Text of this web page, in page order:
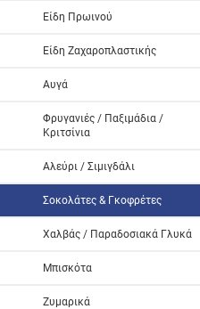
Είδη Πρωινού
Είδη Ζαχαροπλαστικής
Αυγά
Φρυγανιές / Παξιμάδια /
Κριτσίνια
Αλεύρι / Σιμιγδάλι
Σοκολάτες & Γκοφρέτες
Χαλβάς / Παραδοσιακά Γλυκά
Μπισκότα
Ζυμαρικά